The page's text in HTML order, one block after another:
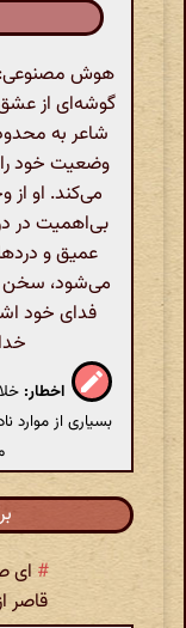
هوش مصنوعی:
گوشه‌ای از
شاعر به
وضعیت خود
می‌کند. او
بی‌اهمیت در
عمیق و
می‌شود، سخن
فدای خود
اخطار:
بسیاری از موارد
#ای
قاصر